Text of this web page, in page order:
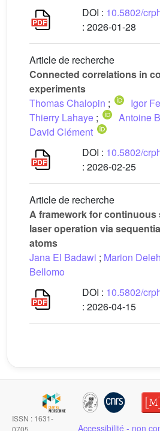
DOI : 10.5802/
: 2026-01-28
Article de recherche
Connected correlations in
experiments
Thomas Chalopin ; Igor
Thierry Lahaye ; Antoine
David Clément
DOI : 10.5802/
: 2026-02-25
Article de recherche
A framework for continuous
laser operation via
atoms
Jana El Badawi ; Marion
Bellomo
DOI : 10.5802/
: 2026-04-15
ISSN : 1631-
0705
Accessibilité - non